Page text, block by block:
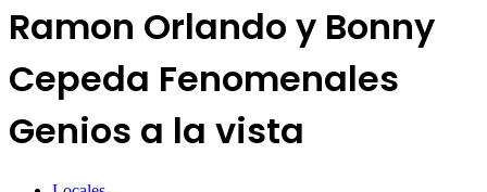
Ramon Orlando y Bonny
Cepeda Fenomenales
Genios a la vista